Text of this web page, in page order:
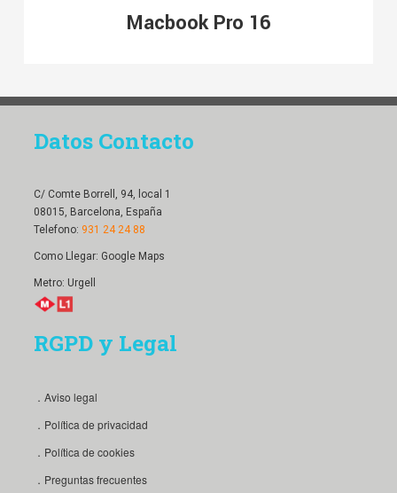
Macbook Pro 16
Datos Contacto
C/ Comte Borrell, 94, local 1
08015, Barcelona, España
Telefono: 931 24 24 88
Como Llegar: Google Maps
Metro: Urgell
RGPD y Legal
．Aviso legal
．Política de privacidad
．Política de cookies
．Preguntas frecuentes